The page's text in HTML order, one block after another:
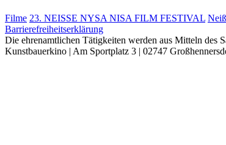
Filme 23. NEISSE NYSA NISA FILM FESTIVAL
Barrierefreiheitserklärung
Die ehrenamtlichen Tätigkeiten werden aus Mitteln des
Kunstbauerkino | Am Sportplatz 3 | 02747